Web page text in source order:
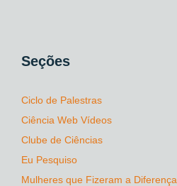
Seções
Ciclo de Palestras
Ciência Web Vídeos
Clube de Ciências
Eu Pesquiso
Mulheres que Fizeram a Diferença